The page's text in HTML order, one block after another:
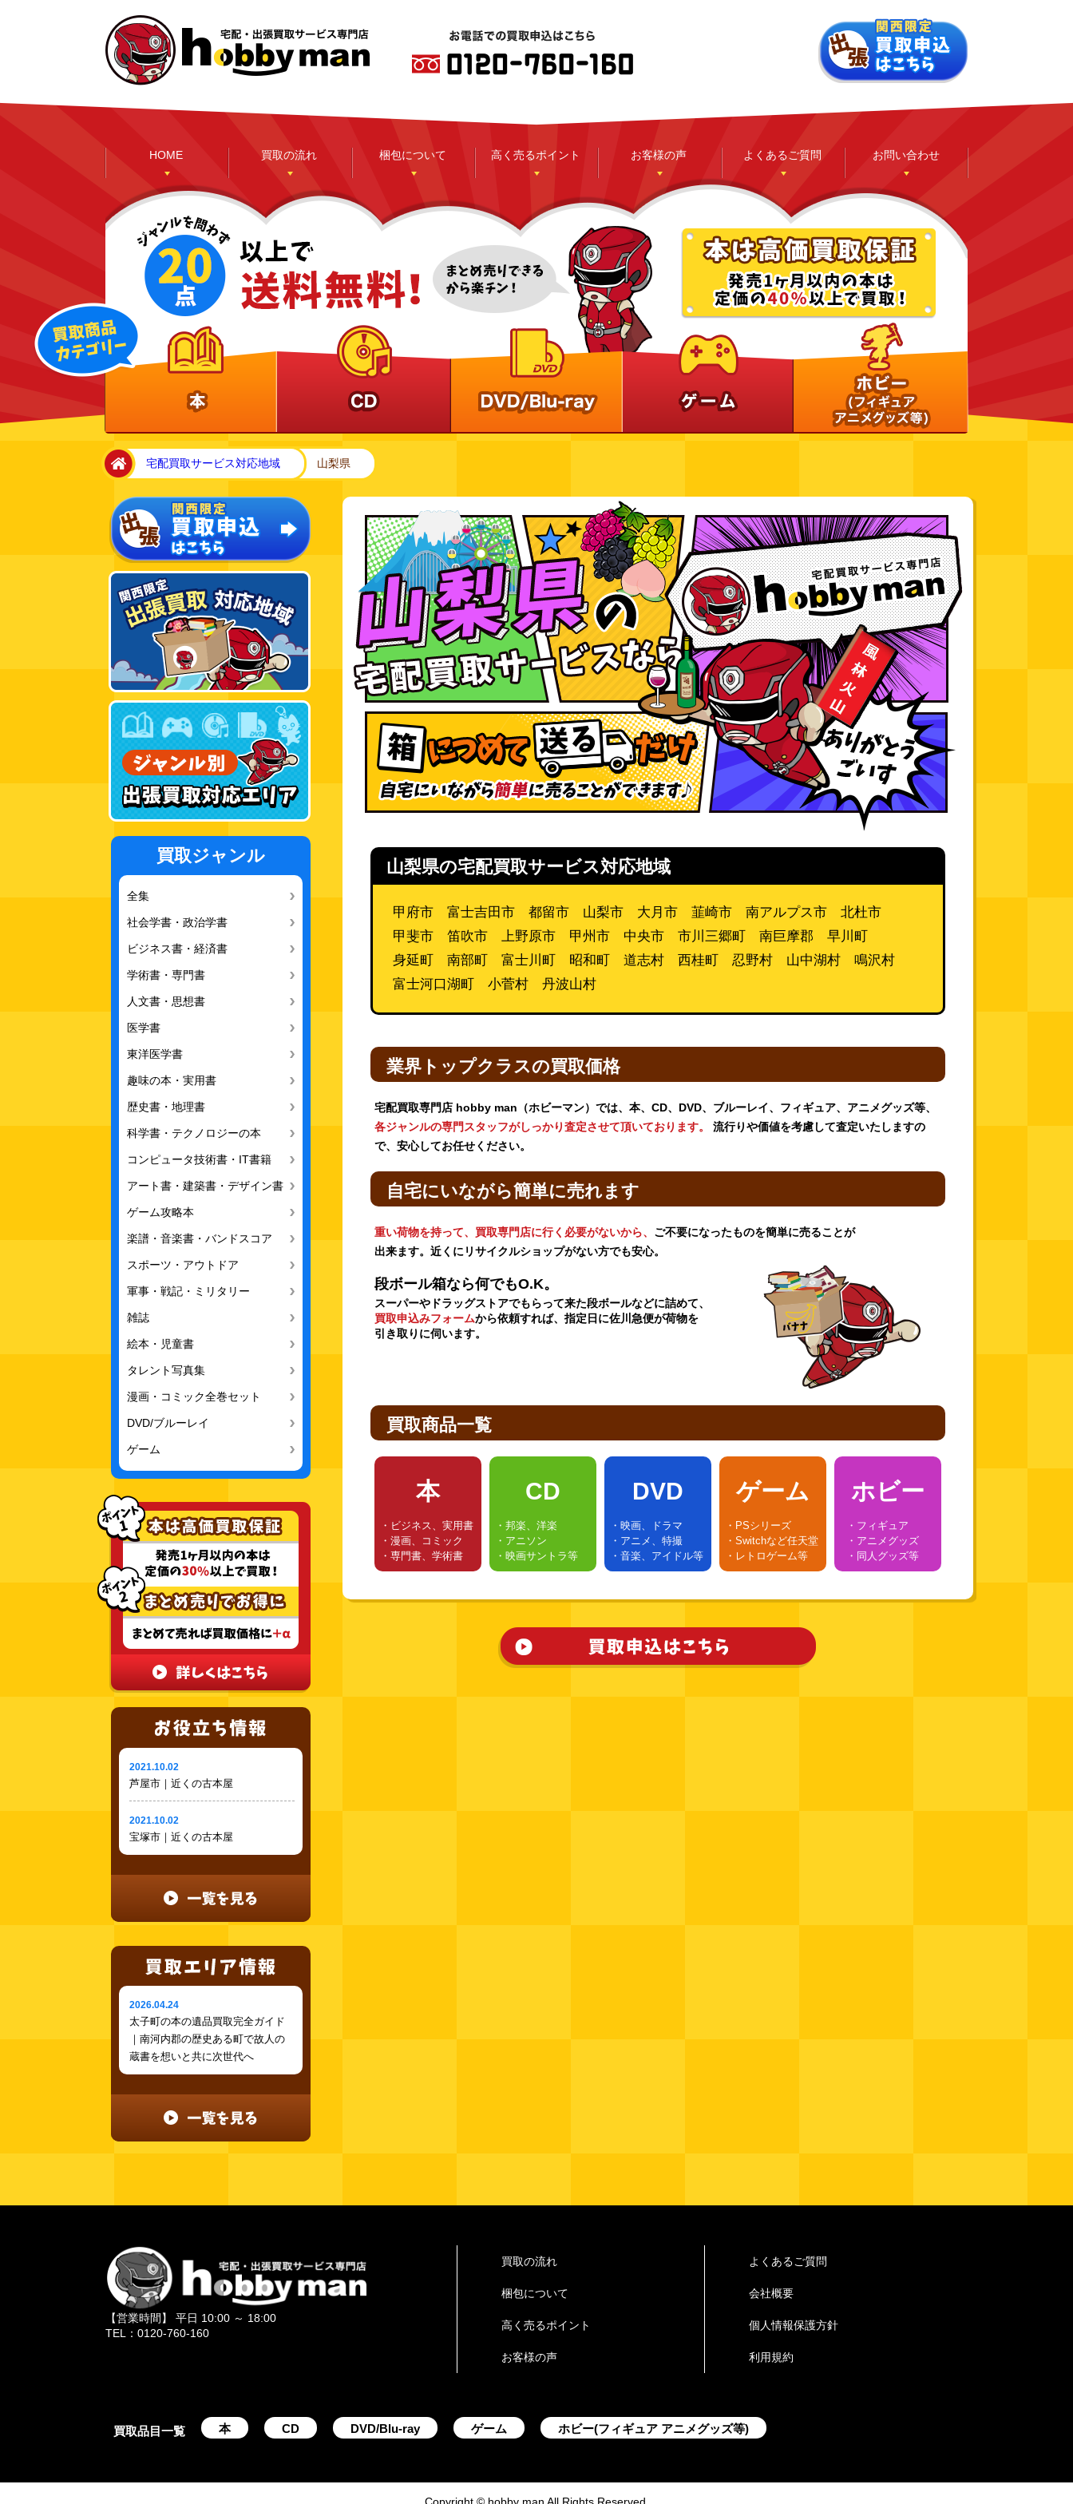
HOME 買取の流れ 梱包について 高く売るポイント お客様の声 よくあるご質問 お問い合わせ
DVD
home宅配買取サービス対応地域 山梨県
買取ジャンル
全集
社会学書・政治学書
ビジネス書・経済書
学術書・専門書
人文書・思想書
医学書
東洋医学書
趣味の本・実用書
歴史書・地理書
科学書・テクノロジーの本
コンピュータ技術書・IT書籍
アート書・建築書・デザイン書
ゲーム攻略本
楽譜・音楽書・バンドスコア
スポーツ・アウトドア
軍事・戦記・ミリタリー
雑誌
絵本・児童書
タレント写真集
漫画・コミック全巻セット
DVD/ブルーレイ
ゲーム
2021.10.02
芦屋市｜近くの古本屋
2021.10.02
宝塚市｜近くの古本屋
2026.04.24
太子町の本の遺品買取完全ガイド
｜南河内郡の歴史ある町で故人の
蔵書を想いと共に次世代へ
山梨県の宅配買取サービス対応地域
甲府市 富士吉田市 都留市 山梨市 大月市 韮崎市 南アルプス市 北杜市
甲斐市 笛吹市 上野原市 甲州市 中央市 市川三郷町 南巨摩郡 早川町
身延町 南部町 富士川町 昭和町 道志村 西桂町 忍野村 山中湖村 鳴沢村
富士河口湖町 小菅村 丹波山村
業界トップクラスの買取価格
宅配買取専門店 hobby man（ホビーマン）では、本、CD、DVD、ブルーレイ、フィギュア、アニメグッズ等、
各ジャンルの専門スタッフがしっかり査定させて頂いております。
流行りや価値を考慮して査定いたしますの
で、安心してお任せください。
自宅にいながら簡単に売れます
重い荷物を持って、買取専門店に行く必要がないから、 ご不要になったものを簡単に売ることが
出来ます。近くにリサイクルショップがない方でも安心。
段ボール箱なら何でもO.K。
スーパーやドラッグストアでもらって来た段ボールなどに詰めて、
買取申込みフォームから依頼すれば、指定日に佐川急便が荷物を
引き取りに伺います。
買取商品一覧
本
・ビジネス、実用書
・漫画、コミック
・専門書、学術書
CD
・邦楽、洋楽
・アニソン
・映画サントラ等
DVD
・映画、ドラマ
・アニメ、特撮
・音楽、アイドル等
ゲーム
・PSシリーズ
・Switchなど任天堂
・レトロゲーム等
ホビー
・フィギュア
・アニメグッズ
・同人グッズ等
【営業時間】 平日 10:00 ～ 18:00
TEL：0120-760-160
買取の流れ
梱包について
高く売るポイント
お客様の声
よくあるご質問
会社概要
個人情報保護方針
利用規約
買取品目一覧 本 CD DVD/Blu-ray ゲーム ホビー(フィギュア アニメグッズ等)